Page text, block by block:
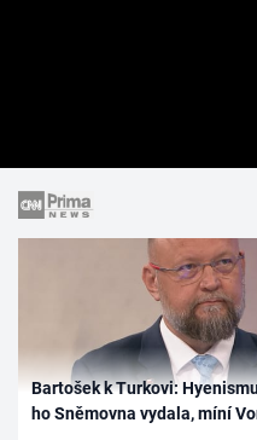
Bartošek k Turkovi:
ho Sněmovna vydala, míní